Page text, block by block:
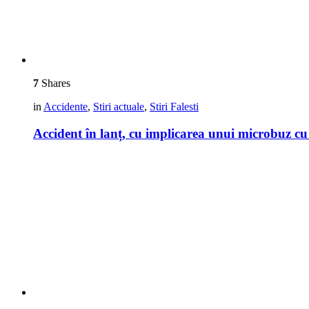
7 Shares
in Accidente, Stiri actuale, Stiri Falesti
Accident în lanț, cu implicarea unui microbuz